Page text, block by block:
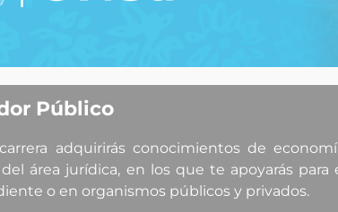
Público
adquirirás conocimientos de
área jurídica, en los que te apoyarás
o en organismos públicos y privados.